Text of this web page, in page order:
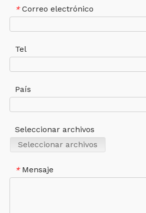
* Correo electrónico
Tel
País
Seleccionar archivos
Seleccionar archivos
* Mensaje